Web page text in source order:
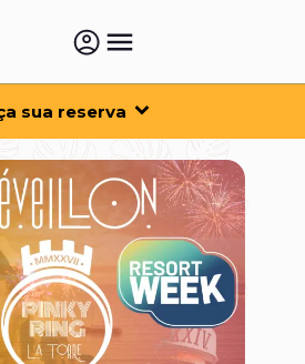
sua reserva